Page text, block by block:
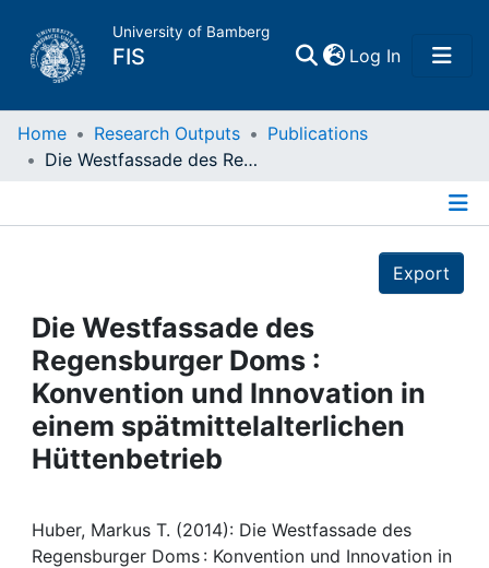
University of Bamberg
FIS Log In(current)
Home
Projects
People
Institutions
My FIS
Home Research Outputs
Publications
Die Westfassade des Regensburger Doms : Konvention und Innovation in einem spätmittelalterlichen Hüttenbetrieb
Export
Die Westfassade des
Regensburger Doms :
Konvention und Innovation in
einem spätmittelalterlichen
Hüttenbetrieb
Huber, Markus T. (2014): Die Westfassade des
Regensburger Doms : Konvention und Innovation in